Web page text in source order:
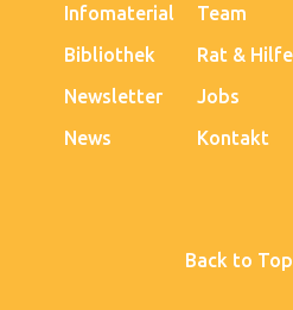
Team
Rat & Hilfe
Jobs
Kontakt
Infomaterial
Bibliothek
Newsletter
News
Back to Top